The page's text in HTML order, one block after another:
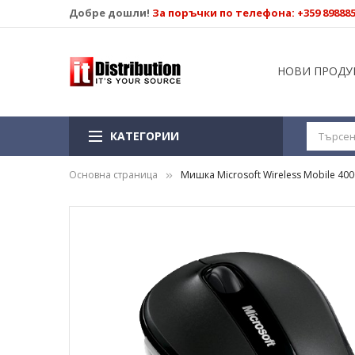
Добре дошли! За поръчки по телефона: +359
НОВИ
КАТЕГОРИИ
Основна страница Мишка Microsoft Wireless Mobile
изображенията